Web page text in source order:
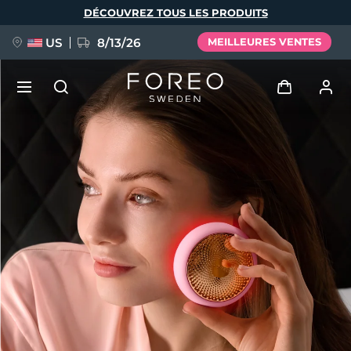
DÉCOUVREZ TOUS LES PRODUITS
US 8/13/26 MEILLEURES VENTES
Se connecter
Profil de l'utilisateur
Mes appareils
Mes commandes
Mes adresses
Mes abonnements
NOUVEAU
FAQ™ Pure Beauty-Tech Elixir
BREAKING NEWS
issa™ Teeth Whitening Set
Langue
Deutsch
Español
Français
Italiano
Português
Polski
Svenska
Русский
Türkçe
简体中文 繁體中文